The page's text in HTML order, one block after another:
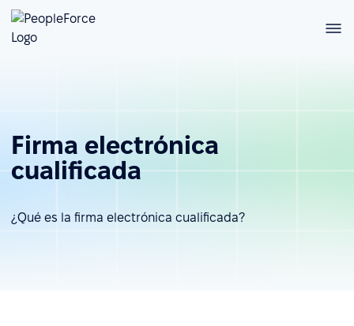
Firma electrónica
cualificada
¿Qué es la firma electrónica cualificada?